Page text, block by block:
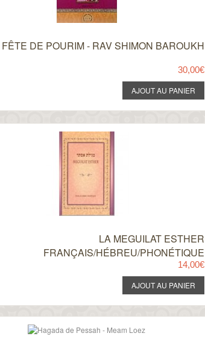
DE POURIM - RAV SHIMON BAROUKH
30,00€
LA MEGUILAT ESTHER
FRANÇAIS/HÉBREU/PHONÉTIQUE
14,00€